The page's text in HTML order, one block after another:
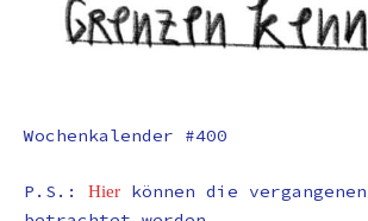
Wochenkalender #400
P.S.: Hier können die vergangenen